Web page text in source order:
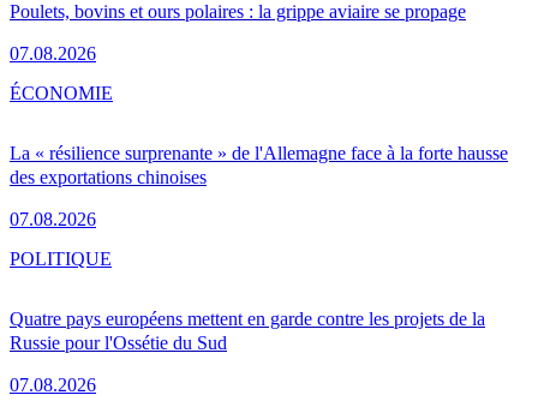
Poulets, bovins et ours polaires : la grippe aviaire se propage
07.08.2026
La « résilience surprenante » de l'Allemagne face à la forte hausse
des exportations chinoises
07.08.2026
ÉCONOMIE
Quatre pays européens mettent en garde contre les projets de la
Russie pour l'Ossétie du Sud
07.08.2026
POLITIQUE